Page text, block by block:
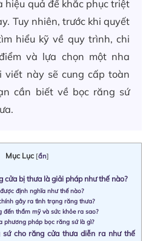
hiệu quả để khắc phục triệt
Tuy nhiên, trước khi quyết
hiểu kỹ về quy trình, chi
và lựa chọn một nha
viết này sẽ cung cấp toàn
cần biết về bọc răng sứ
Mục Lục [ẩn]
cửa bị thưa là giải pháp như thế nào?
định nghĩa như thế nào?
gây ra tình trạng răng thưa?
đến thẩm mỹ và sức khỏe ra sao?
phương pháp bọc răng sứ là gì?
cho răng cửa thưa diễn ra như thế